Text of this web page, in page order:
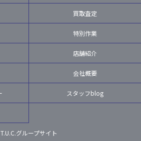
買取査定
特別作業
店舗紹介
会社概要
スタッフblog
T.U.C.グループサイト